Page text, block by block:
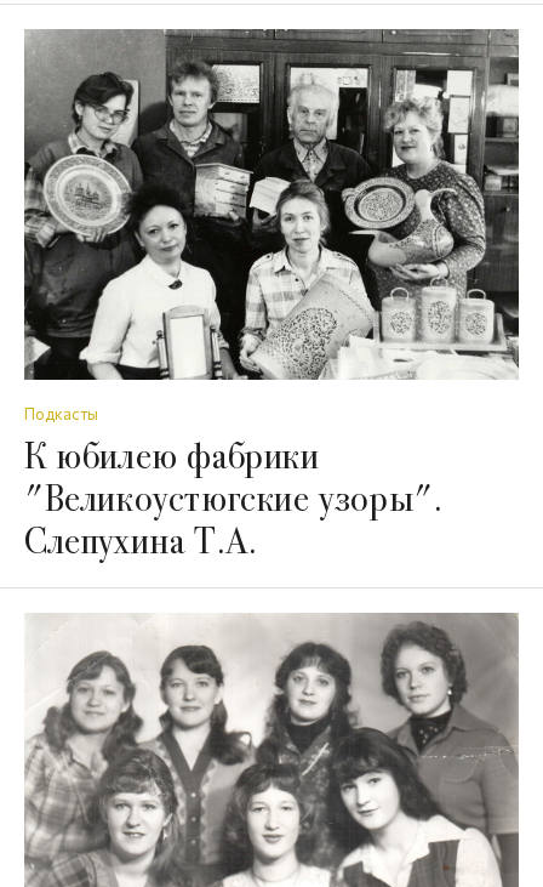
Подкасты
К юбилею фабрики
"Великоустюгские узоры".
Слепухина Т.А.